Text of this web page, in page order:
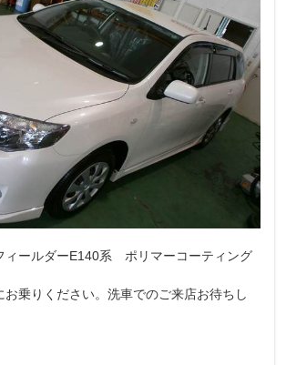
ィールダーE140系 ポリマーコーティング
お乗りください。洗車でのご来店お待ちし